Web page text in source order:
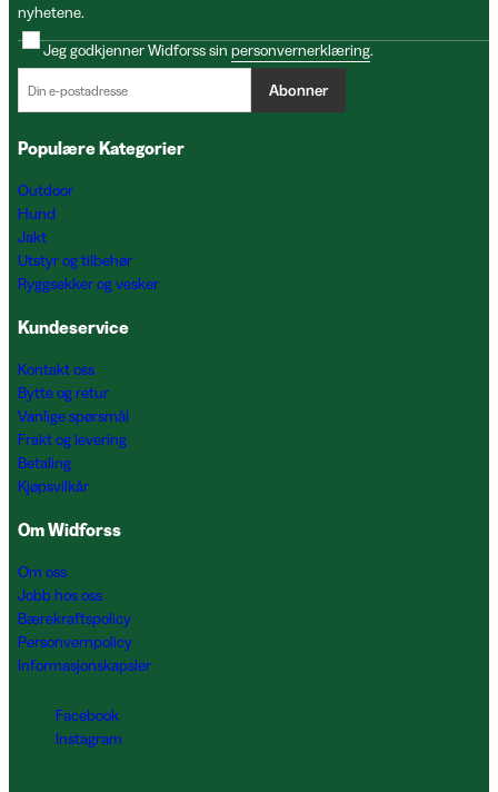
nyhetene.
Jeg godkjenner Widforss sin personvernerklæring.
Abonner
Populære Kategorier
Outdoor
Hund
Jakt
Utstyr og tilbehør
Ryggsekker og vesker
Kundeservice
Kontakt oss
Bytte og retur
Vanlige spørsmål
Frakt og levering
Betaling
Kjøpsvilkår
Om Widforss
Om oss
Jobb hos oss
Bærekraftspolicy
Personvernpolicy
Informasjonskapsler
Facebook
Instagram